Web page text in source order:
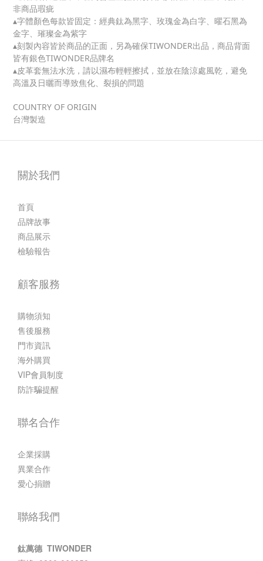
非商品瑕疵
▴字體顏色每款皆固定：經典鈦為黑字、玫瑰金為白字、曜石黑為
金字、璀璨金為紫字
▴刻製內容皆於商品的正面，另為確保TIWONDER出品，商品背面
皆有銀色TIWONDER品牌名
▴皮革套無法水洗，請以濕布輕輕擦拭，並放在陰涼處風乾，避免
高溫及日曬而導致焦化、裂損的問題
COUNTRY OF ORIGIN
台灣製造
關於我們
首頁
品牌故事
商品展示
檢驗報告
顧客服務
購物須知
售後服務
門市資訊
海外購買
VIP會員制度
防詐騙提醒
聯名合作
企業採購
異業合作
愛心捐贈
聯絡我們
鈦萬德 TIWONDER